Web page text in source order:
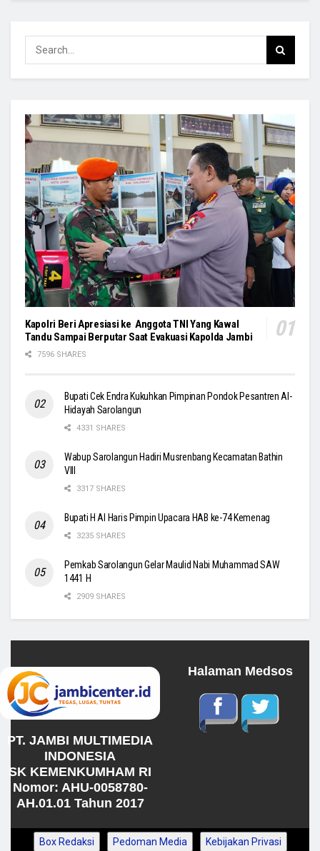
Kapolri Beri Apresiasi ke Anggota TNI Yang Kawal
Tandu Sampai Berputar Saat Evakuasi Kapolda Jambi
7596 SHARES
Bupati Cek Endra Kukuhkan Pimpinan Pondok Pesantren Al-
Hidayah Sarolangun
4331 SHARES
Wabup Sarolangun Hadiri Musrenbang Kecamatan Bathin
VIII
3317 SHARES
Bupati H Al Haris Pimpin Upacara HAB ke-74 Kemenag
3235 SHARES
Pemkab Sarolangun Gelar Maulid Nabi Muhammad SAW
1441 H
2909 SHARES
PT. JAMBI MULTIMEDIA
INDONESIA
SK KEMENKUMHAM RI
Nomor: AHU-0058780-
AH.01.01 Tahun 2017
Halaman Medsos
Box Redaksi Pedoman Media Kebijakan Privasi